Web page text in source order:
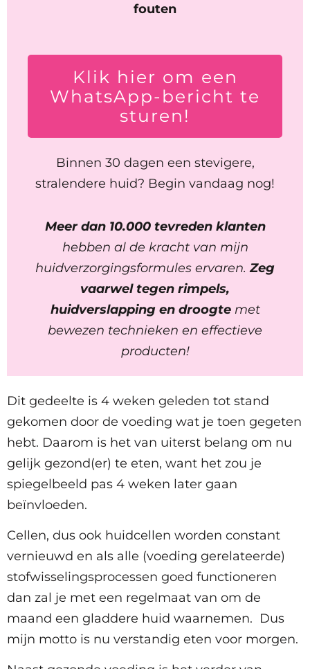
fouten
Klik hier om een
WhatsApp-bericht te
sturen!
Binnen 30 dagen een stevigere,
stralendere huid? Begin vandaag nog!
Meer dan 10.000 tevreden klanten
hebben al de kracht van mijn
huidverzorgingsformules ervaren.Zeg
vaarwel tegen rimpels,
huidverslapping en droogtemet
bewezen technieken en effectieve
producten!
Dit gedeelte is 4 weken geleden tot stand
gekomen door de voeding wat je toen gegeten
hebt. Daarom is het van uiterst belang om nu
gelijk gezond(er) te eten, want het zou je
spiegelbeeld pas 4 weken later gaan
beïnvloeden.
Cellen, dus ook huidcellen worden constant
vernieuwd en als alle (voeding gerelateerde)
stofwisselingsprocessen goed functioneren
dan zal je met een regelmaat van om de
maand een gladdere huid waarnemen. Dus
mijn motto is nu verstandig eten voor morgen.